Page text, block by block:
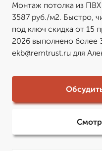
Монтаж потолка из ПВХ
3587 руб./м2. Быстро,
под ключ скидка от 15
2026 выполнено более
ekb@remtrust.ru для